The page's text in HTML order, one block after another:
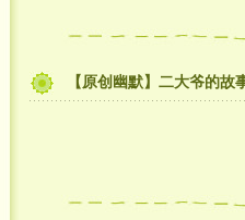
【原创幽默】二大爷的